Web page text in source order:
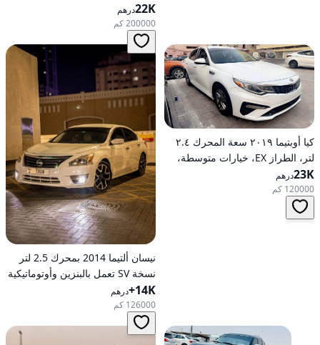
22Kدرهم
200000 كم
كيا أوبتيما ٢٠١٩ سعة المحرك ٢.٤
لتر، الطراز EX، خيارات متوسطة،
تعمل بالبنزين، أوتوماتيكية، دفع
أمامي
23Kدرهم
120000 كم
نيسان ألتيما 2014 بمحرك 2.5 لتر
نسخة SV تعمل بالبنزين وأوتوماتيكية
للدفع الأمامي
14K+ درهم
126000 كم